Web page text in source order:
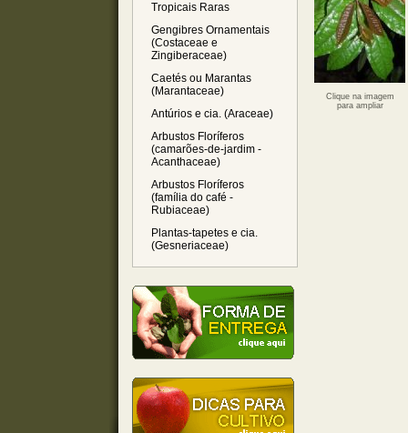
Tropicais Raras
Gengibres Ornamentais
(Costaceae e
Zingiberaceae)
Caetés ou Marantas
(Marantaceae)
Antúrios e cia. (Araceae)
Arbustos Floríferos
(camarões-de-jardim -
Acanthaceae)
Arbustos Floríferos
(família do café -
Rubiaceae)
Plantas-tapetes e cia.
(Gesneriaceae)
Clique na imagem
para ampliar